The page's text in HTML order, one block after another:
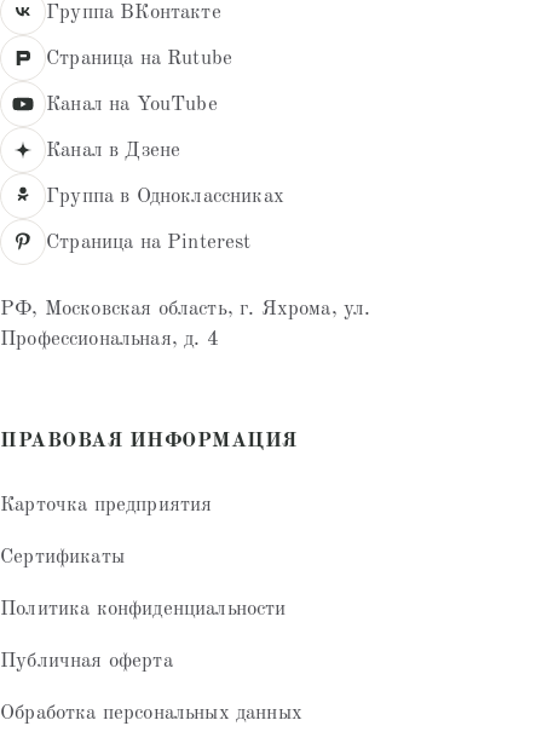
Группа ВКонтакте
Страница на Rutube
Канал на YouTube
Канал в Дзене
Группа в Одноклассниках
Страница на Pinterest
РФ, Московская область, г. Яхрома, ул.
Профессиональная, д. 4
ПРАВОВАЯ ИНФОРМАЦИЯ
Карточка предприятия
Сертификаты
Политика конфиденциальности
Публичная оферта
Обработка персональных данных